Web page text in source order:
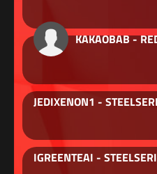
KAKAOBAB -
JEDIXENON1 -
IGREENTEAI -